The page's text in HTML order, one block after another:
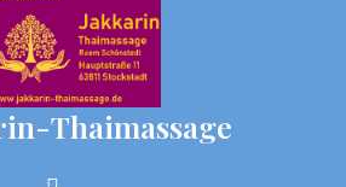
Thaimassage